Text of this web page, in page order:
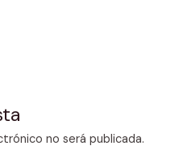
no será publicada.